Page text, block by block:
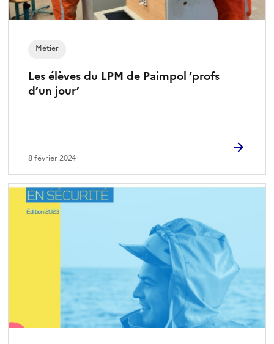
Les élèves du LPM de Paimpol ’profs
d’un jour’
Métier
8 février 2024